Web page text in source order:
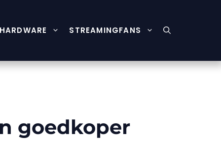
STREAMINGFANS
goedkoper